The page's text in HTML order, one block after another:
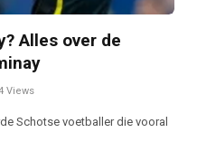
Alles over de
Views
Schotse voetballer die vooral